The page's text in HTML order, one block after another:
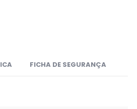
FICHA DE SEGURANÇA